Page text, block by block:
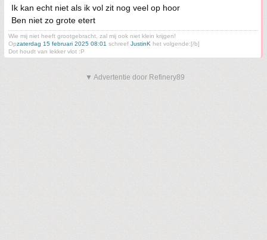
Ik kan echt niet als ik vol zit nog veel op hoor
Ben niet zo grote etert
Wie mij niet heeft grootgebracht, zal mij ook niet klein krijgen!
Opzaterdag 15 februari 2025 08:01 schreef JustinK het volgende:[/b]
Dot houdt van lekker vlot :P
▼ Advertentie door Refinery89